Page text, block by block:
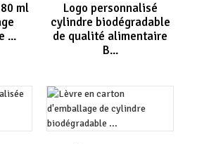
ml
...
Logo personnalisé
cylindre biodégradable
de qualité alimentaire
B...